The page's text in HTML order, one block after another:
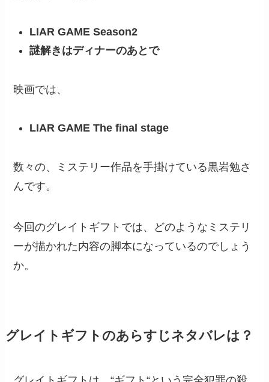
LIAR GAME Season2
謎解きはディナーのあとで
映画では、
LIAR GAME The final stage
数々の、ミステリー作品を手掛けている黒岩勉さ
んです。
今回のグレイトギフトでは、どのようなミステリ
ーが描かれた内容の脚本になっているのでしょう
か。
グレイトギフトのあらすじネタバレは？